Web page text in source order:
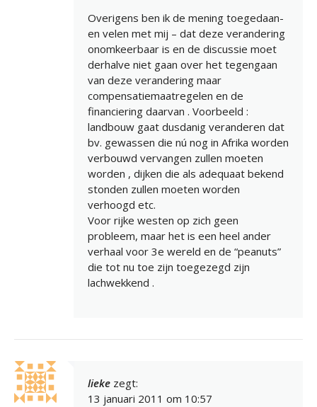
Overigens ben ik de mening toegedaan-
en velen met mij – dat deze verandering
onomkeerbaar is en de discussie moet
derhalve niet gaan over het tegengaan
van deze verandering maar
compensatiemaatregelen en de
financiering daarvan . Voorbeeld :
landbouw gaat dusdanig veranderen dat
bv. gewassen die nú nog in Afrika worden
verbouwd vervangen zullen moeten
worden , dijken die als adequaat bekend
stonden zullen moeten worden
verhoogd etc.
Voor rijke westen op zich geen
probleem, maar het is een heel ander
verhaal voor 3e wereld en de “peanuts”
die tot nu toe zijn toegezegd zijn
lachwekkend .
lieke zegt:
13 januari 2011 om 10:57